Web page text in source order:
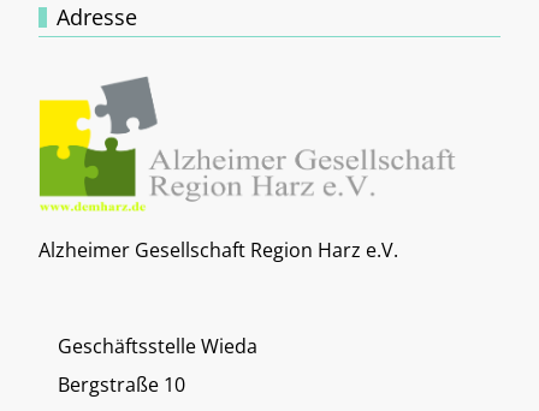
Adresse
Alzheimer Gesellschaft Region Harz e.V.
Geschäftsstelle Wieda
Bergstraße 10